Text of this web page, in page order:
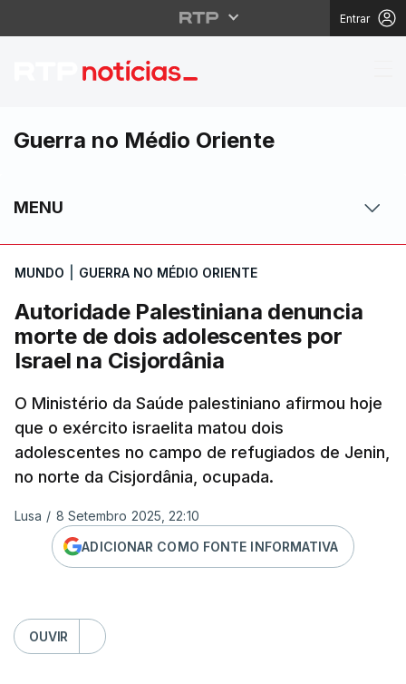
Entrar
Autoridade
Guerra no Médio Oriente
MENU
MUNDO GUERRA NO MÉDIO ORIENTE
Autoridade Palestiniana denuncia
morte de dois adolescentes por
Israel na Cisjordânia
O Ministério da Saúde palestiniano afirmou hoje
que o exército israelita matou dois
adolescentes no campo de refugiados de Jenin,
no norte da Cisjordânia, ocupada.
Lusa / 8 Setembro 2025, 22:10
ADICIONAR COMO FONTE INFORMATIVA
OUVIR